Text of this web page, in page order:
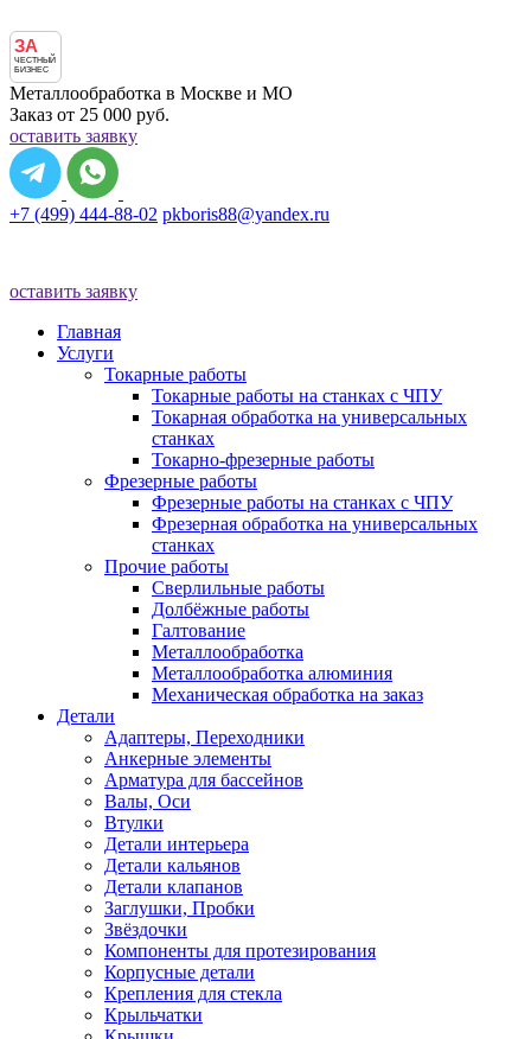
ЗА
ЧЕСТНЫЙ
БИЗНЕС
Металлообработка в Москве и МО
Заказ от 25 000 руб.
оставить заявку
+7 (499) 444-88-02 pkboris88@yandex.ru
оставить заявку
Главная
Услуги
Токарные работы
Токарные работы на станках с ЧПУ
Токарная обработка на универсальных
станках
Токарно-фрезерные работы
Фрезерные работы
Фрезерные работы на станках с ЧПУ
Фрезерная обработка на универсальных
станках
Прочие работы
Сверлильные работы
Долбёжные работы
Галтование
Металлообработка
Металлообработка алюминия
Механическая обработка на заказ
Детали
Адаптеры, Переходники
Анкерные элементы
Арматура для бассейнов
Валы, Оси
Втулки
Детали интерьера
Детали кальянов
Детали клапанов
Заглушки, Пробки
Звёздочки
Компоненты для протезирования
Корпусные детали
Крепления для стекла
Крыльчатки